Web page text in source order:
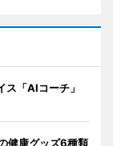
ス「AIコーチ」
健康グッズ6種類